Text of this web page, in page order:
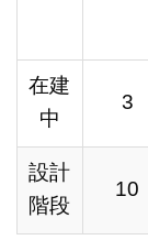
在建
中
3
設計
階段
10